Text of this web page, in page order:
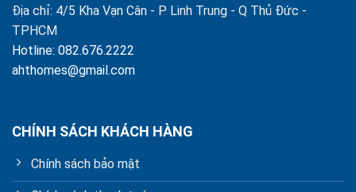
Địa chỉ: 4/5 Kha Vạn Cân - P Linh Trung - Q Thủ Đức -
TPHCM
Hotline: 082.676.2222
ahthomes@gmail.com
CHÍNH SÁCH KHÁCH HÀNG
Chính sách bảo mật